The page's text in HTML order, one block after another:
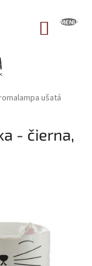
ušatá
- čierna,